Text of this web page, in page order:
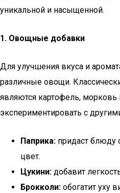
уникальной и насыщенной.
1. Овощные добавки
Для улучшения вкуса и
различные овощи.
являются картофель,
экспериментировать с
Паприка: придаст блюду
цвет.
Цукини: добавит
Брокколи: обогатит уху